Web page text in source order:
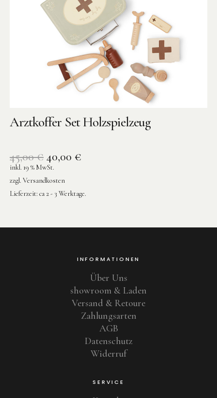
Arztkoffer Set Holzspielzeug
45,00€ 40,00 €
inkl. 19 % MwSt.
zzgl. Versandkosten
Lieferzeit: ca 2 - 3 Werktage.
INFORMATIONEN
Über Uns
showroom & Laden
Versand & Retoure
Zahlungsarten
AGB
Datenschutz
Widerruf
SERVICE